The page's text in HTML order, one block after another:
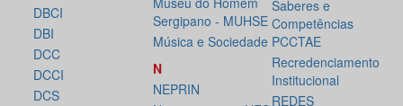
DBCI
DBI
DCC
DCCI
DCS
Sergipano - MUHSE
Música e Sociedade
N
NEPRIN
Saberes e
Competências
PCCTAE
Recredenciamento
Institucional
REDES